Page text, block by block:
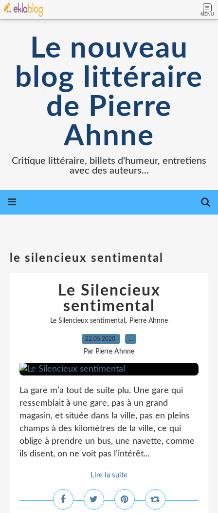
MENU
Le nouveau
blog littéraire
de Pierre
Ahnne
Critique littéraire, billets d'humeur, entretiens
avec des auteurs...
le silencieux sentimental
Le Silencieux
sentimental
Le Silencieux sentimental , Pierre Ahnne
22.05.2020 …
Par Pierre Ahnne
La gare m’a tout de suite plu. Une gare qui
ressemblait à une gare, pas à un grand
magasin, et située dans la ville, pas en pleins
champs à des kilomètres de la ville, ce qui
oblige à prendre un bus, une navette, comme
ils disent, on ne voit pas l’intérêt...
Lire la suite